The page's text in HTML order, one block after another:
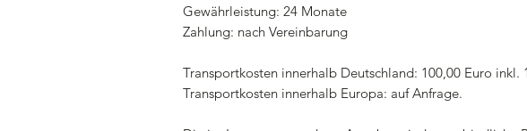
Gewährleistung: 24 Monate
Zahlung: nach Vereinbarung
Transportkosten innerhalb Deutschland: 100,00 Euro inkl.
Transportkosten innerhalb Europa: auf Anfrage.